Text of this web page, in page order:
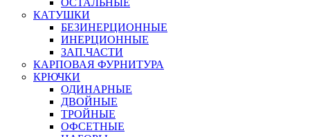
ОСТАЛЬНЫЕ
КАТУШКИ
БЕЗИНЕРЦИОННЫЕ
ИНЕРЦИОННЫЕ
ЗАП.ЧАСТИ
КАРПОВАЯ ФУРНИТУРА
КРЮЧКИ
ОДИНАРНЫЕ
ДВОЙНЫЕ
ТРОЙНЫЕ
ОФСЕТНЫЕ